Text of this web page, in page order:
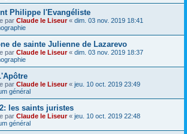
Philippe l'Evangéliste
par Claude le Liseur« dim. 03 nov. 2019 18:41
de sainte Julienne de Lazarevo
par Claude le Liseur« dim. 03 nov. 2019 18:37
par Claude le Liseur« jeu. 10 oct. 2019 23:49
général
les saints juristes
par Claude le Liseur« jeu. 10 oct. 2019 22:48
général